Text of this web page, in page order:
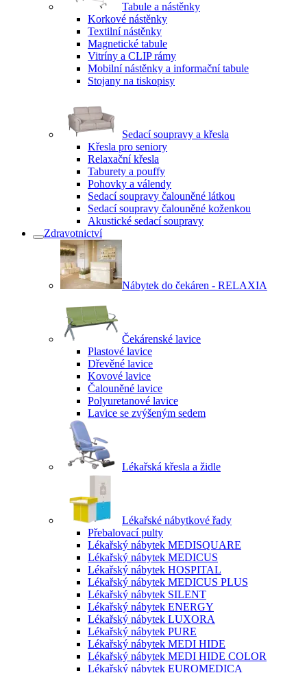
Tabule a nástěnky
Korkové nástěnky
Textilní nástěnky
Magnetické tabule
Vitríny a CLIP rámy
Mobilní nástěnky a informační tabule
Stojany na tiskopisy
Sedací soupravy a křesla
Křesla pro seniory
Relaxační křesla
Taburety a pouffy
Pohovky a válendy
Sedací soupravy čalouněné látkou
Sedací soupravy čalouněné koženkou
Akustické sedací soupravy
Zdravotnictví
Nábytek do čekáren - RELAXIA
Čekárenské lavice
Plastové lavice
Dřevěné lavice
Kovové lavice
Čalouněné lavice
Polyuretanové lavice
Lavice se zvýšeným sedem
Lékařská křesla a židle
Lékařské nábytkové řady
Přebalovací pulty
Lékařský nábytek MEDISQUARE
Lékařský nábytek MEDICUS
Lékařský nábytek HOSPITAL
Lékařský nábytek MEDICUS PLUS
Lékařský nábytek SILENT
Lékařský nábytek ENERGY
Lékařský nábytek LUXORA
Lékařský nábytek PURE
Lékařský nábytek MEDI HIDE
Lékařský nábytek MEDI HIDE COLOR
Lékařský nábytek EUROMEDICA